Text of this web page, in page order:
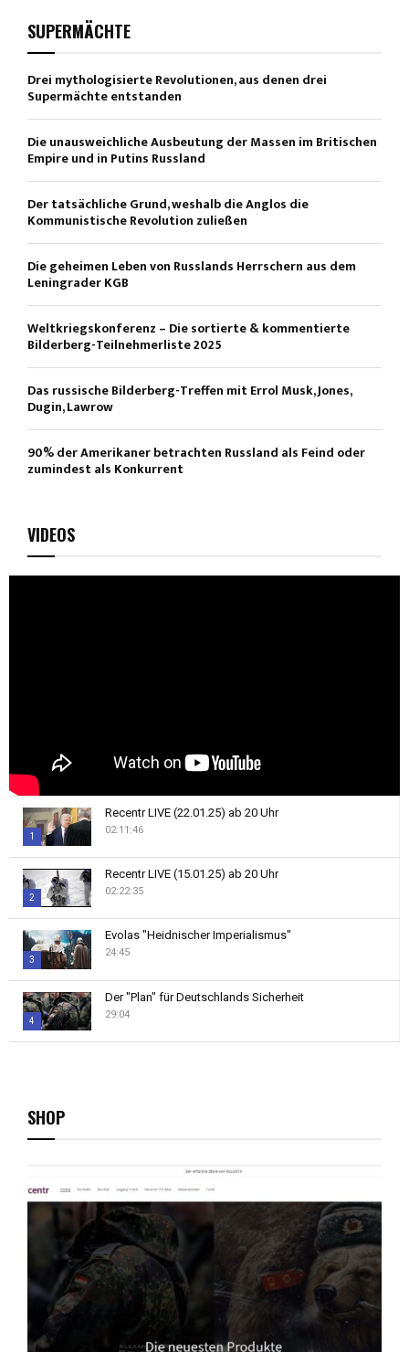
SUPERMÄCHTE
Drei mythologisierte Revolutionen, aus denen drei
Supermächte entstanden
Die unausweichliche Ausbeutung der Massen im Britischen
Empire und in Putins Russland
Der tatsächliche Grund, weshalb die Anglos die
Kommunistische Revolution zuließen
Die geheimen Leben von Russlands Herrschern aus dem
Leningrader KGB
Weltkriegskonferenz – Die sortierte & kommentierte
Bilderberg-Teilnehmerliste 2025
Das russische Bilderberg-Treffen mit Errol Musk, Jones,
Dugin, Lawrow
90% der Amerikaner betrachten Russland als Feind oder
zumindest als Konkurrent
VIDEOS
1
Thumbnail
youtube
Recentr LIVE (22.01.25) ab 20 Uhr
02:11:46
2
Thumbnail
youtube
Recentr LIVE (15.01.25) ab 20 Uhr
02:22:35
3
Thumbnail
youtube
Evolas "Heidnischer Imperialismus"
24:45
4
Thumbnail
Der "Plan" für Deutschlands Sicherheit
29:04
SHOP